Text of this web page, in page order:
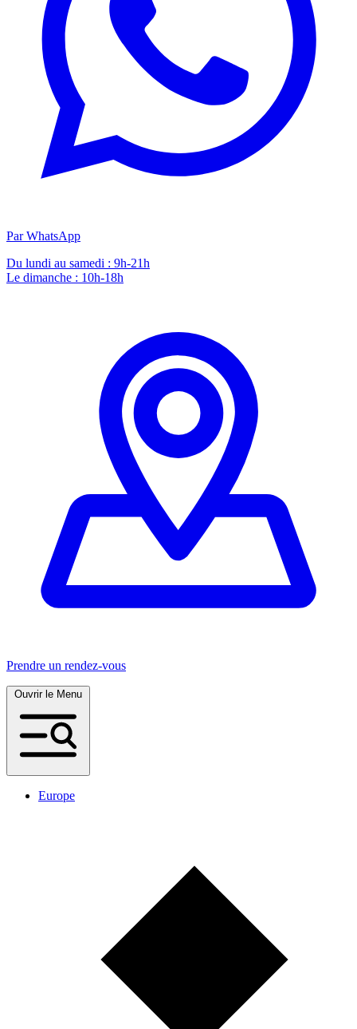
Par WhatsApp
Du lundi au samedi : 9h-21h
Le dimanche : 10h-18h
Prendre un rendez-vous
Europe